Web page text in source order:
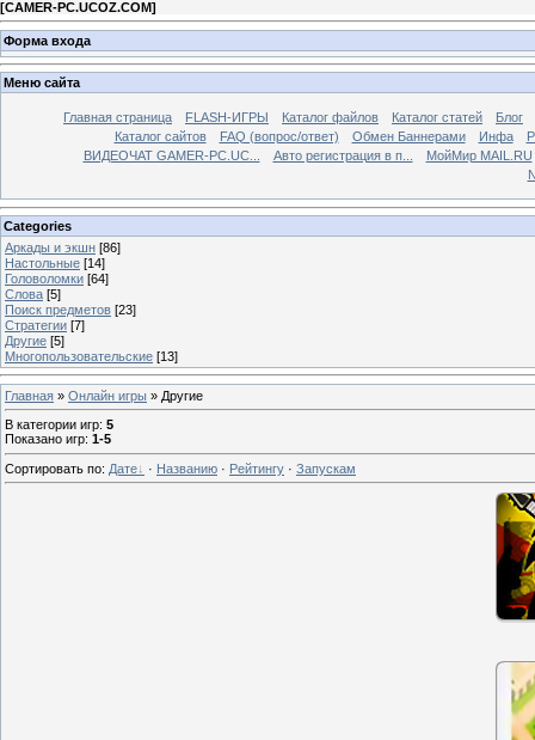
[CAMER-PC.UCOZ.COM]
Форма входа
Меню сайта
Главная страница FLASH-ИГРЫ Каталог файлов Каталог статей
Блог
Каталог сайтов
FAQ (вопрос/ответ) Обмен Баннерами Инфа
ВИДЕОЧАТ GAMER-PC.UC...
Aвто регистрация в п...
МойМир MAIL.RU
Categories
Аркады и экшн [86]
Настольные [14]
Головоломки [64]
Слова [5]
Поиск предметов [23]
Стратегии [7]
Другие [5]
Многопользовательские [13]
Главная » Онлайн игры » Другие
В категории игр: 5
Показано игр: 1-5
Сортировать по: Дате · Названию · Рейтингу · Запускам